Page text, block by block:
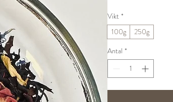
Vikt *
100g
250g
Antal *